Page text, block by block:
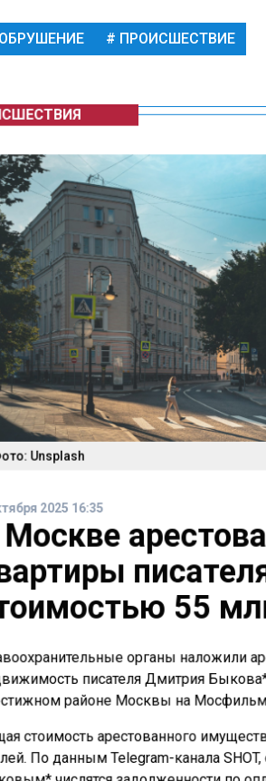
ОБРУШЕНИЕ ПРОИСШЕСТВИЕ
Unsplash
2025 16:35
55
органы наложили
писателя Дмитрия
районе Москвы на
стоимость арестованного
По данным Telegram-канала SHOT,